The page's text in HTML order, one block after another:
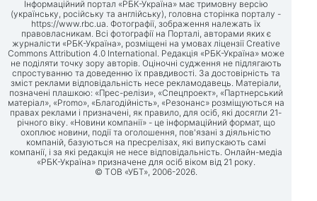
Інформаційний портал «РБК-Україна» має тримовну версію
(українську, російську та англійську), головна сторінка порталу -
https://www.rbc.ua . Фотографії, зображення належать їх
правовласникам. Всі фотографії на Порталі, авторами яких є
журналісти «РБК-Україна», розміщені на умовах ліцензії Creative
Commons Attribution 4.0 International. Редакція «РБК-Україна» може
не поділяти точку зору авторів. Оціночні судження не підлягають
спростуванню та доведенню їх правдивості. За достовірність та
зміст реклами відповідальність несе рекламодавець. Матеріали,
позначені плашкою: «Прес-релізи», «Спецпроект», «Партнерський
матеріал», «Promo», «Благодійність», «Резонанс» розміщуються на
правах реклами і призначені, як правило, для осіб, які досягли 21-
річного віку. «Новини компанії» - це інформаційний формат, що
охоплює новини, події та оголошення, пов'язані з діяльністю
компаній, базуються на пресрелізах, які випускають самі
компанії, і за які редакція не несе відповідальність. Онлайн-медіа
«РБК-Україна» призначене для осіб віком від 21 року.
© ТОВ «УБТ», 2006-2026.